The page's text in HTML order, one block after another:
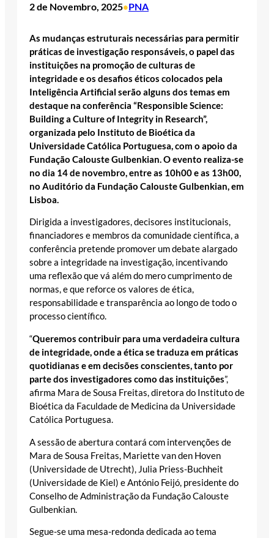
2 de Novembro, 2025•PNA
As mudanças estruturais necessárias para permitir
práticas de investigação responsáveis, o papel das
instituições na promoção de culturas de
integridade e os desafios éticos colocados pela
Inteligência Artificial serão alguns dos temas em
destaque na conferência “Responsible Science:
Building a Culture of Integrity in Research”,
organizada pelo Instituto de Bioética da
Universidade Católica Portuguesa, com o apoio da
Fundação Calouste Gulbenkian. O evento realiza-se
no dia 14 de novembro, entre as 10h00 e as 13h00,
no Auditório da Fundação Calouste Gulbenkian, em
Lisboa.
Dirigida a investigadores, decisores institucionais,
financiadores e membros da comunidade científica, a
conferência pretende promover um debate alargado
sobre a integridade na investigação, incentivando
uma reflexão que vá além do mero cumprimento de
normas, e que reforce os valores de ética,
responsabilidade e transparência ao longo de todo o
processo científico.
“Queremos contribuir para uma verdadeira cultura
de integridade, onde a ética se traduza em práticas
quotidianas e em decisões conscientes, tanto por
parte dos investigadores como das instituições”,
afirma Mara de Sousa Freitas, diretora do Instituto de
Bioética da Faculdade de Medicina da Universidade
Católica Portuguesa.
A sessão de abertura contará com intervenções de
Mara de Sousa Freitas, Mariette van den Hoven
(Universidade de Utrecht), Julia Priess-Buchheit
(Universidade de Kiel) e António Feijó, presidente do
Conselho de Administração da Fundação Calouste
Gulbenkian.
Segue-se uma mesa-redonda dedicada ao tema